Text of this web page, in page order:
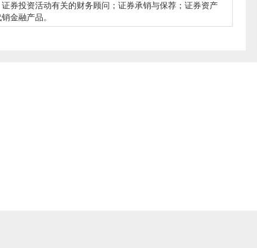
券投资活动有关的财务顾问；证券承销与保荐；证券资产
金融产品。